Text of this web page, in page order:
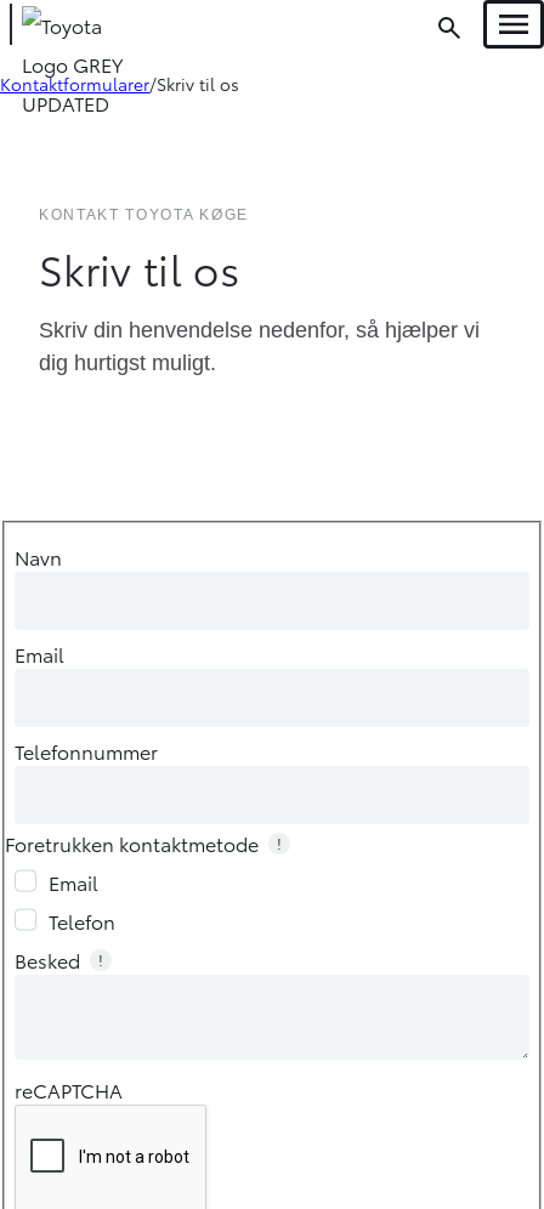
Kontaktformularer Skriv til os
KONTAKT TOYOTA KØGE
Skriv til os
Skriv din henvendelse nedenfor, så hjælper vi
dig hurtigst muligt.
Navn
Email
Telefonnummer
Foretrukken kontaktmetode !
Email
Telefon
Besked
!
reCAPTCHA